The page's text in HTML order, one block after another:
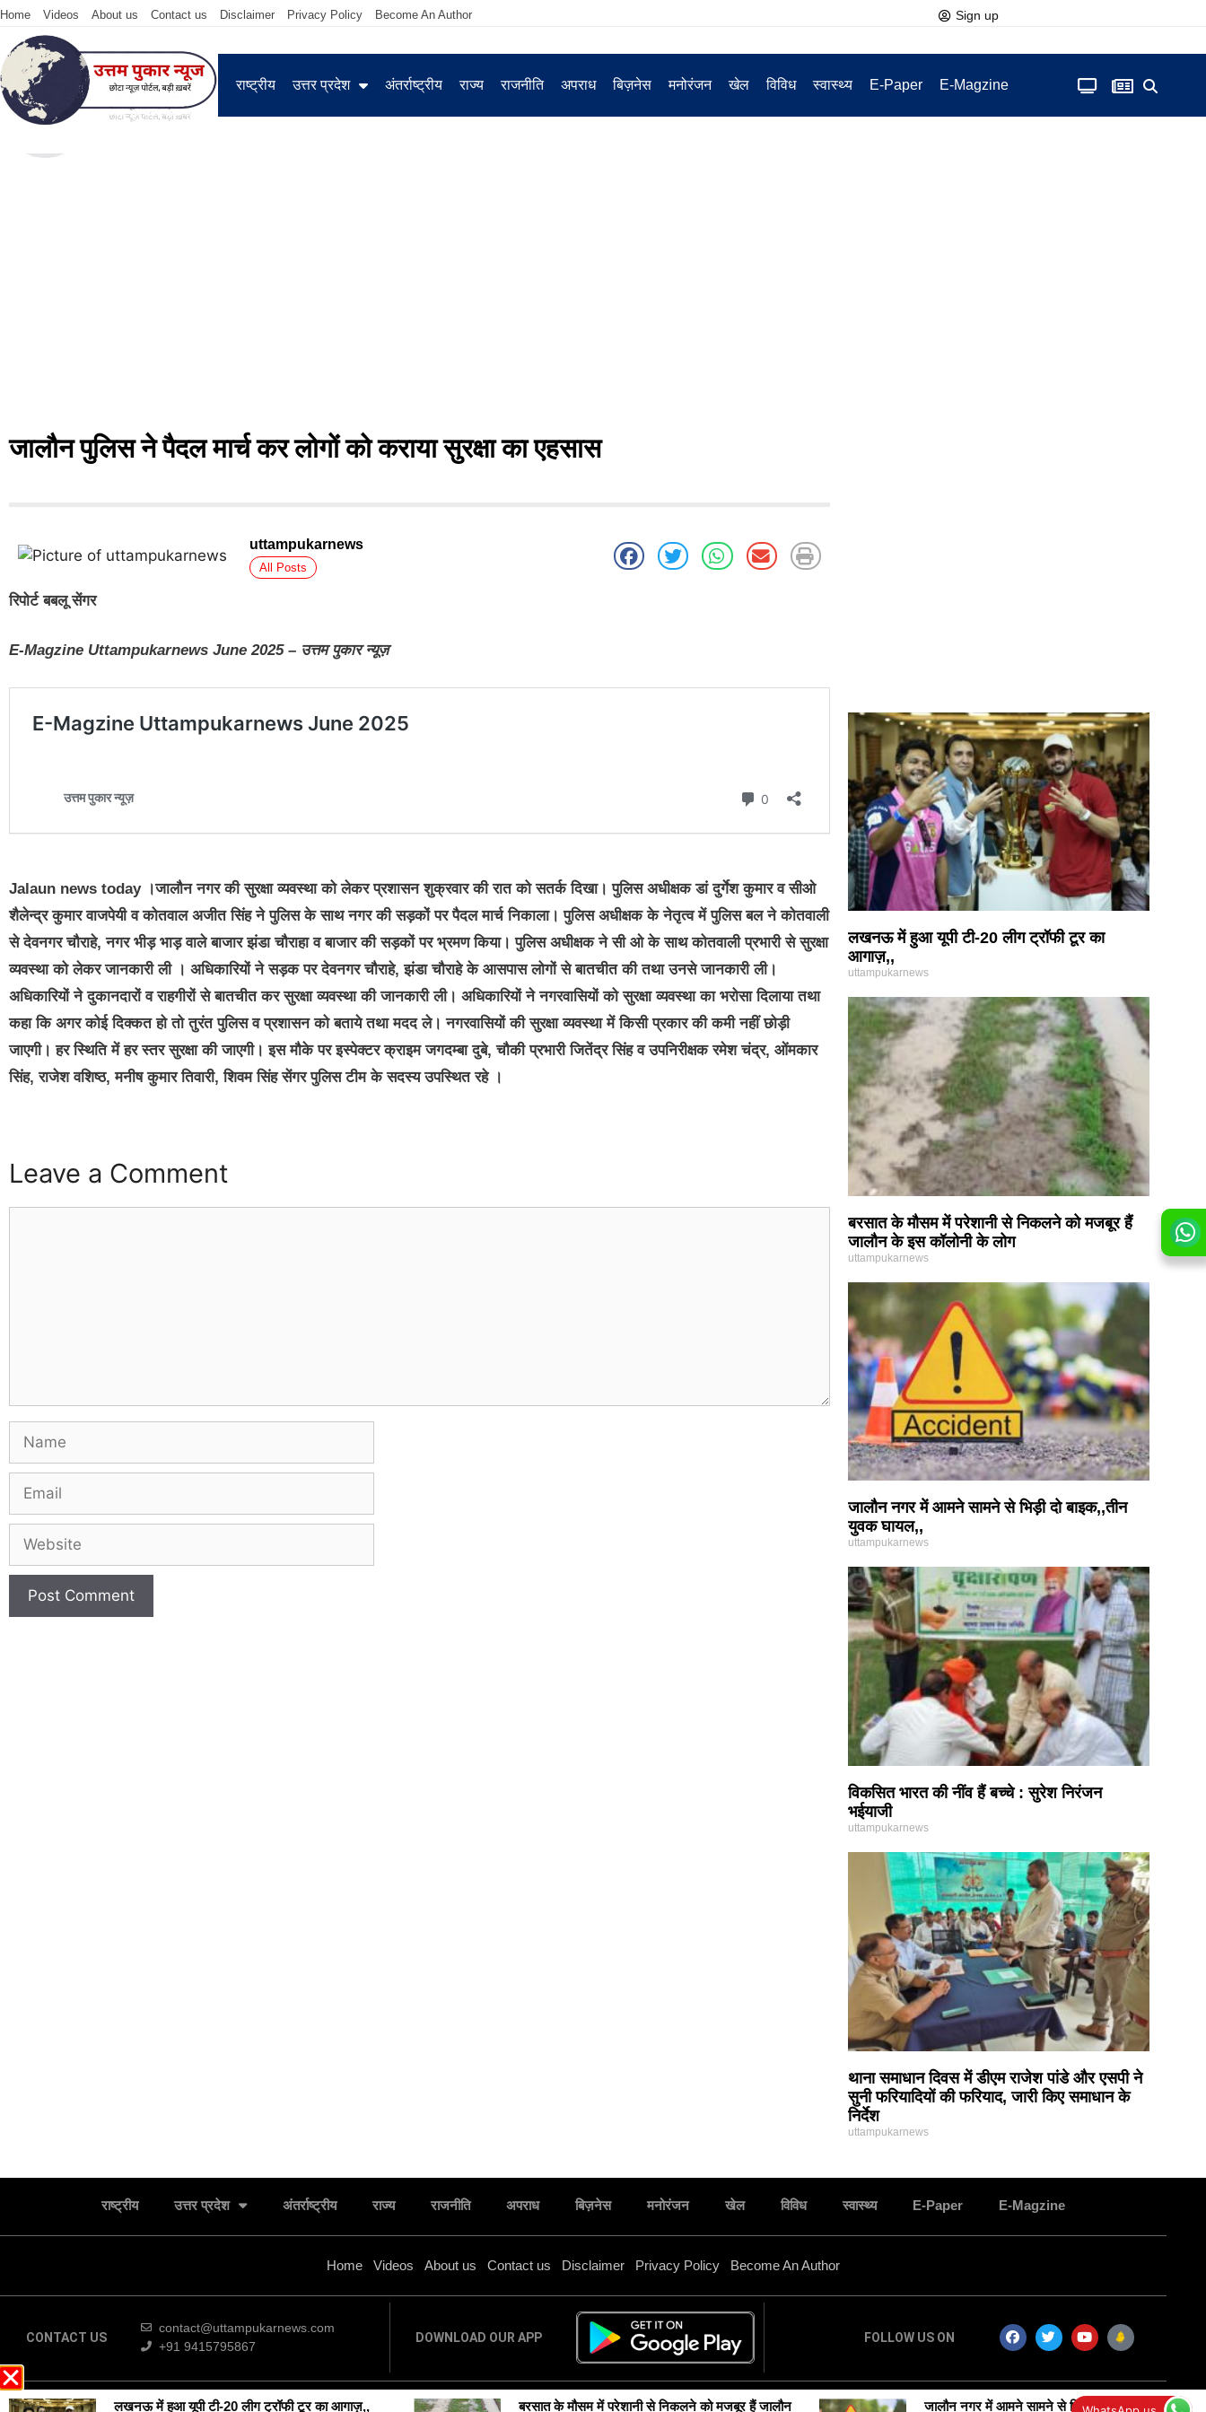
Home Videos About us Contact us Disclaimer Privacy Policy Become An Author Sign up
राष्ट्रीय उत्तर प्रदेश अंतर्राष्ट्रीय राज्य राजनीति अपराध बिज़नेस मनोरंजन खेल विविध स्वास्थ्य E-Paper E-Magzine
जालौन पुलिस ने पैदल मार्च कर लोगों को कराया सुरक्षा का एहसास
uttampukarnews
All Posts
रिपोर्ट बबलू सेंगर
E-Magzine Uttampukarnews June 2025 – उत्तम पुकार न्यूज़
Jalaun news today ।जालौन नगर की सुरक्षा व्यवस्था को लेकर प्रशासन शुक्रवार की रात को सतर्क दिखा। पुलिस अधीक्षक डां दुर्गेश कुमार व सीओ
शैलेन्द्र कुमार वाजपेयी व कोतवाल अजीत सिंह ने पुलिस के साथ नगर की सड़कों पर पैदल मार्च निकाला। पुलिस अधीक्षक के नेतृत्व में पुलिस बल ने कोतवाली
से देवनगर चौराहे, नगर भीड़ भाड़ वाले बाजार झंडा चौराहा व बाजार की सड़कों पर भ्रमण किया। पुलिस अधीक्षक ने सी ओ के साथ कोतवाली प्रभारी से सुरक्षा
व्यवस्था को लेकर जानकारी ली । अधिकारियों ने सड़क पर देवनगर चौराहे, झंडा चौराहे के आसपास लोगों से बातचीत की तथा उनसे जानकारी ली।
अधिकारियों ने दुकानदारों व राहगीरों से बातचीत कर सुरक्षा व्यवस्था की जानकारी ली। अधिकारियों ने नगरवासियों को सुरक्षा व्यवस्था का भरोसा दिलाया तथा
कहा कि अगर कोई दिक्कत हो तो तुरंत पुलिस व प्रशासन को बताये तथा मदद ले। नगरवासियों की सुरक्षा व्यवस्था में किसी प्रकार की कमी नहीं छोड़ी
जाएगी। हर स्थिति में हर स्तर सुरक्षा की जाएगी। इस मौके पर इस्पेक्टर क्राइम जगदम्बा दुबे, चौकी प्रभारी जितेंद्र सिंह व उपनिरीक्षक रमेश चंद्र, ओंमकार
सिंह, राजेश वशिष्ठ, मनीष कुमार तिवारी, शिवम सिंह सेंगर पुलिस टीम के सदस्य उपस्थित रहे ।
Leave a Comment
लखनऊ में हुआ यूपी टी-20 लीग ट्रॉफी टूर का
आगाज़,,
uttampukarnews
बरसात के मौसम में परेशानी से निकलने को मजबूर हैं
जालौन के इस कॉलोनी के लोग
uttampukarnews
जालौन नगर में आमने सामने से भिड़ी दो बाइक,,तीन
युवक घायल,,
uttampukarnews
विकसित भारत की नींव हैं बच्चे : सुरेश निरंजन
भईयाजी
uttampukarnews
थाना समाधान दिवस में डीएम राजेश पांडे और एसपी ने
सुनी फरियादियों की फरियाद, जारी किए समाधान के
निर्देश
uttampukarnews
राष्ट्रीय उत्तर प्रदेश अंतर्राष्ट्रीय राज्य राजनीति अपराध बिज़नेस मनोरंजन खेल विविध स्वास्थ्य E-Paper E-Magzine
Home Videos About us Contact us Disclaimer Privacy Policy Become An Author
CONTACT US
contact@uttampukarnews.com
+91 9415795867
DOWNLOAD OUR APP FOLLOW US ON
लखनऊ में हुआ यूपी टी-20 लीग ट्रॉफी टूर का आगाज़,, बरसात के मौसम में परेशानी से निकलने को मजबूर हैं जालौन जालौन नगर में आमने सामने से भिड़ी दो बाइक,,तीन युवक